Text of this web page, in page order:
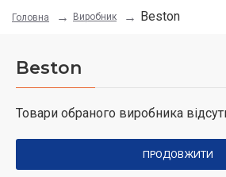
Головна Виробник Beston
Beston
Товари обраного виробника
ПРОДОВЖИТИ